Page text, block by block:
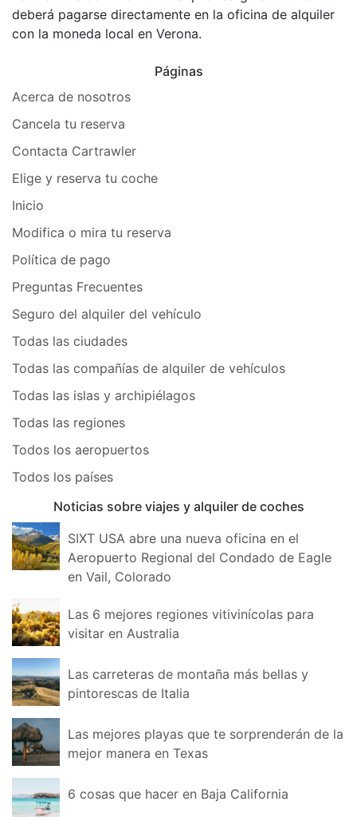
deberá pagarse directamente en la oficina de alquiler
con la moneda local en Verona.
Páginas
Acerca de nosotros
Cancela tu reserva
Contacta Cartrawler
Elige y reserva tu coche
Inicio
Modifica o mira tu reserva
Política de pago
Preguntas Frecuentes
Seguro del alquiler del vehículo
Todas las ciudades
Todas las compañías de alquiler de vehículos
Todas las islas y archipiélagos
Todas las regiones
Todos los aeropuertos
Todos los países
Noticias sobre viajes y alquiler de coches
SIXT USA abre una nueva oficina en el
Aeropuerto Regional del Condado de Eagle
en Vail, Colorado
Las 6 mejores regiones vitivinícolas para
visitar en Australia
Las carreteras de montaña más bellas y
pintorescas de Italia
Las mejores playas que te sorprenderán de la
mejor manera en Texas
6 cosas que hacer en Baja California